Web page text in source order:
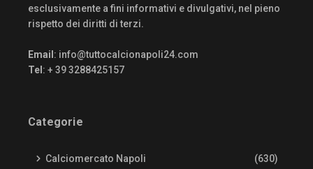
esclusivamente a fini informativi e divulgativi, nel pieno
rispetto dei diritti di terzi.
Email : info@tuttocalcionapoli24.com
Tel : + 39 3288425157
Categorie
Calciomercato Napoli (630)